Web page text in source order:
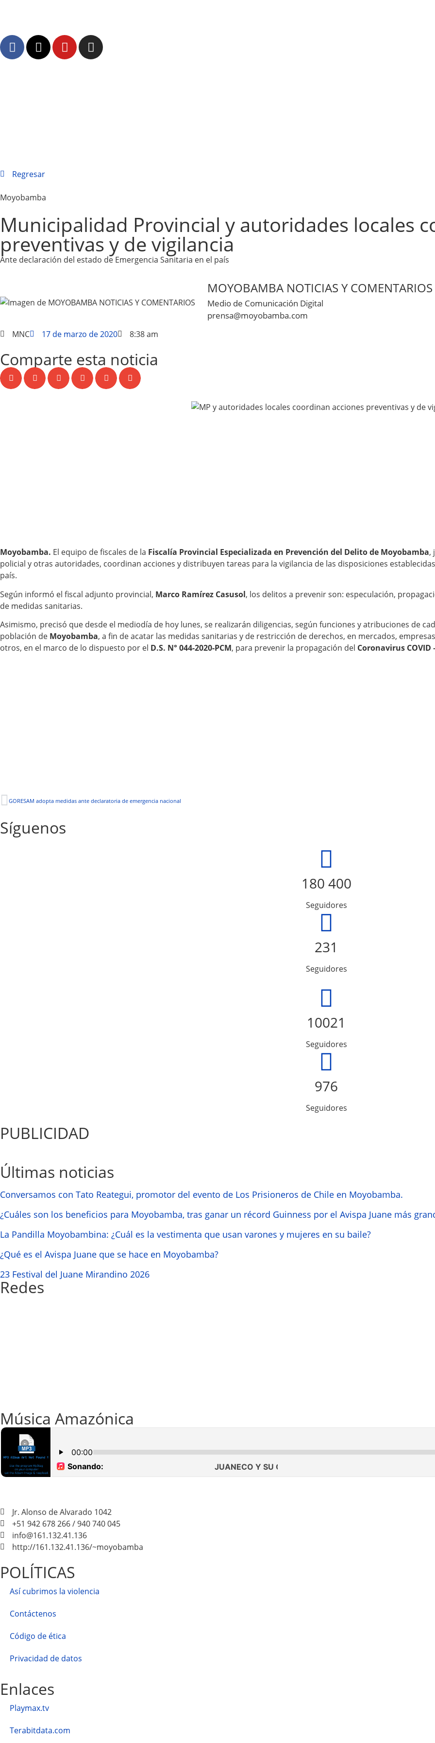
Regresar
Moyobamba
Municipalidad Provincial y autoridades locales
preventivas y de vigilancia
Ante declaración del estado de Emergencia Sanitaria en el país
MOYOBAMBA NOTICIAS Y COMENTARIOS
Medio de Comunicación Digital
prensa@moyobamba.com
MNC 17 de marzo de 2020 8:38 am
Comparte esta noticia
Moyobamba. El equipo de fiscales de la Fiscalía Provincial Especializada en Prevención del Delito de Moyobamba,
policial y otras autoridades, coordinan acciones y distribuyen tareas para la vigilancia de las disposiciones
país.
Según informó el fiscal adjunto provincial, Marco Ramírez Casusol, los delitos a prevenir son: especulación,
de medidas sanitarias.
Asimismo, precisó que desde el mediodía de hoy lunes, se realizarán diligencias, según funciones y atribuciones de
población de Moyobamba, a fin de acatar las medidas sanitarias y de restricción de derechos, en mercados,
otros, en el marco de lo dispuesto por el D.S. N° 044-2020-PCM, para prevenir la propagación del Coronavirus COVID
GORESAM adopta medidas ante declaratoria de emergencia nacional
Síguenos
180 400
Seguidores
231
Seguidores
10021
Seguidores
976
Seguidores
PUBLICIDAD
Últimas noticias
Conversamos con Tato Reategui, promotor del evento de Los Prisioneros de Chile en Moyobamba.
¿Cuáles son los beneficios para Moyobamba, tras ganar un récord Guinness por el Avispa Juane más
La Pandilla Moyobambina: ¿Cuál es la vestimenta que usan varones y mujeres en su baile?
¿Qué es el Avispa Juane que se hace en Moyobamba?
23 Festival del Juane Mirandino 2026
Redes
Música Amazónica
Jr. Alonso de Alvarado 1042
+51 942 678 266 / 940 740 045
info@161.132.41.136
http://161.132.41.136/~moyobamba
POLÍTICAS
Así cubrimos la violencia
Contáctenos
Código de ética
Privacidad de datos
Enlaces
Playmax.tv
Terabitdata.com